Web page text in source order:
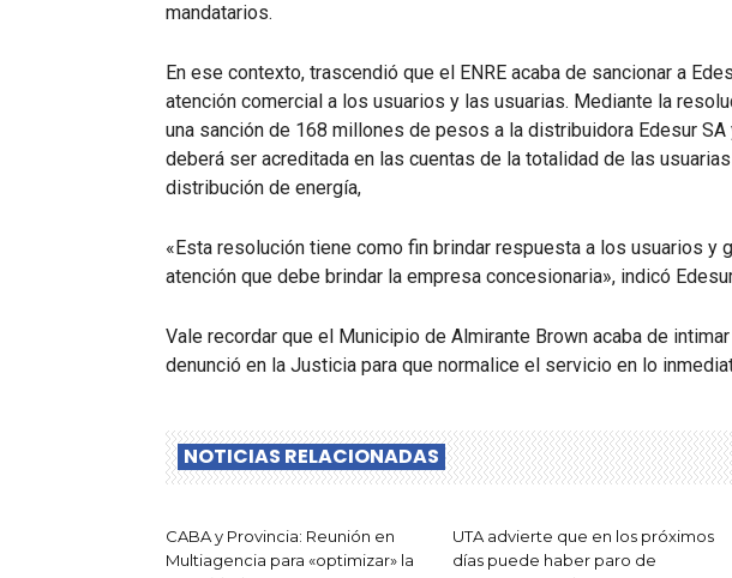
mandatarios.
En ese contexto, trascendió que el ENRE acaba de sancionar a
atención comercial a los usuarios y las usuarias. Mediante la
una sanción de 168 millones de pesos a la distribuidora Edesur
deberá ser acreditada en las cuentas de la totalidad de las
distribución de energía,
«Esta resolución tiene como fin brindar respuesta a los usuarios y
atención que debe brindar la empresa concesionaria», indicó
Vale recordar que el Municipio de Almirante Brown acaba de
denunció en la Justicia para que normalice el servicio en lo
NOTICIAS RELACIONADAS
CABA y Provincia: Reunión en
Multiagencia para «optimizar» la
UTA advierte que en los próximos
días puede haber paro de